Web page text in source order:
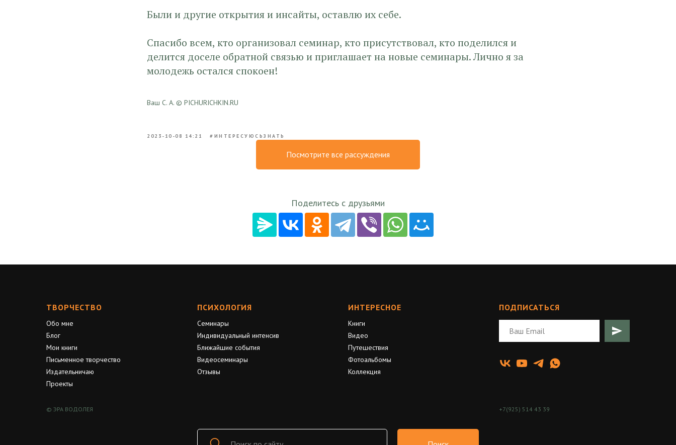
Были и другие открытия и инсайты, оставлю их себе.
Спасибо всем, кто организовал семинар, кто присутствовал, кто поделился и
делится доселе обратной связью и приглашает на новые семинары. Лично я за
молодежь остался спокоен!
Ваш С. А. © PICHURICHKIN.RU
2023-10-08 14:21 #ИНТЕРЕСУЮСЬЗНАТЬ​​
Посмотрите все рассуждения
Поделитесь с друзьями
ТВОРЧЕСТВО
Обо мне
Блог
Мои книги
Письменное творчество
Издательничаю
Проекты
ПСИХОЛОГИЯ
Семинары
Индивидуальный интенсив
Ближайшие события
Видеосеминары
Отзывы
ИНТЕРЕСНОЕ
Книги
Видео
Путешествия
Фотоальбомы
Коллекция
ПОДПИСАТЬСЯ
© ЭРА ВОДОЛЕЯ +7(925) 514 43 39